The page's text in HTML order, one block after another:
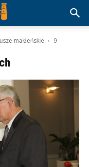
małżeńskie
9-